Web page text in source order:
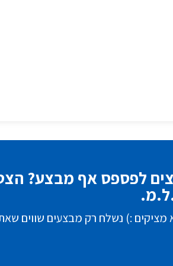
לפספס אף מבצע?
מציקים :) נשלח רק מבצעים שווים